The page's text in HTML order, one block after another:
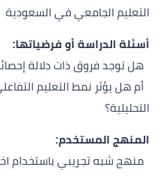
التعليم الجامعي في السعودية
أسئلة الدراسة أو فرضياتها:
هل توجد فروق ذات دلالة
أم هل يؤثر نمط التعليم
التحليلية؟
المنهج المستخدم:
منهج شبه تجريبي باستخدام